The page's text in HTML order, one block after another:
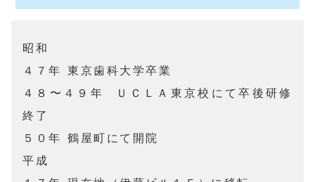
昭和
４７年	東京歯科大学卒業
４８〜４９年	ＵＣＬＡ東京校にて卒後研修
終了
５０年	鶴屋町にて開院
平成